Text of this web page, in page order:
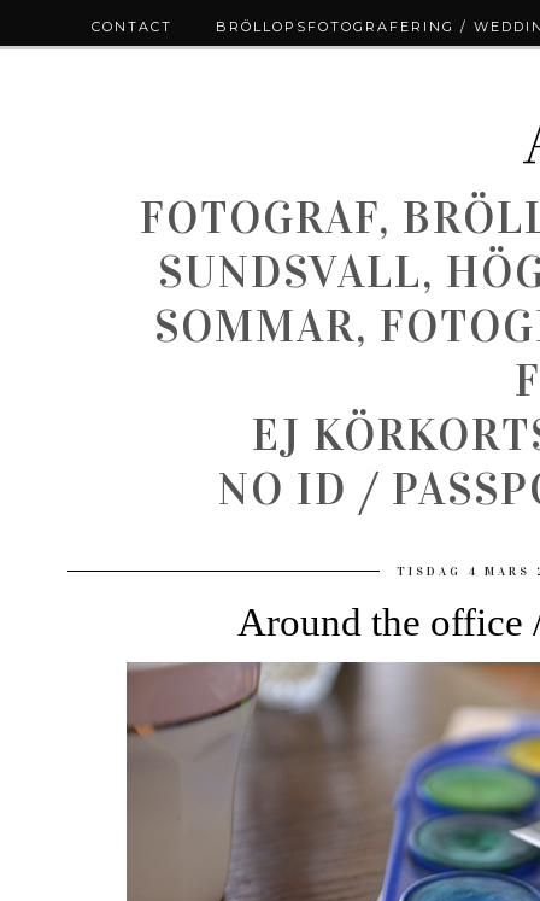
FOTOGRAF,
SUNDSVALL,
SOMMAR,
EJ
NO ID /
TISDAG 4 MARS
Around the office
CONTACT BRÖLLOPSFOTOGRAFERING /